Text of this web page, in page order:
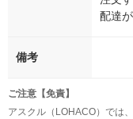
配達
備考
ご注意【免責】
アスクル（LOHACO）では